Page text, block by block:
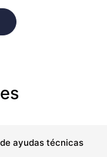
ayudas técnicas